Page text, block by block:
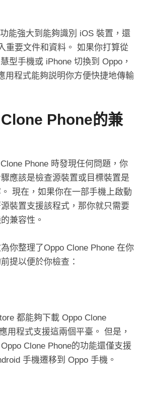
能強大到能夠識別 iOS 裝置，還
重要文件和資料。 如果你打算從
型手機或 iPhone 切換到 Oppo，
用程式能夠説明你方便快捷地傳輸
Phone的兼
Phone 時發現任何問題，你
應該是檢查源裝置或目標裝置是
現在，如果你在一部手機上啟動
裝置支援該程式，那你就只需要
兼容性。
你整理了Oppo Clone Phone 在你
提以便於你檢查：
都能夠下載 Oppo Clone
用程式支援這兩個平臺。 但是，
Clone Phone的功能還僅支援
手機遷移到 Oppo 手機。